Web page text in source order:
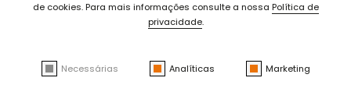
de cookies. Para mais informações consulte a nossa Política de
privacidade.
Necessárias Analíticas Marketing